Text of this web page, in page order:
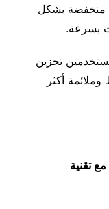
منخفضة بشكل
بسرعة.
تخزين
أكثر
تقنية